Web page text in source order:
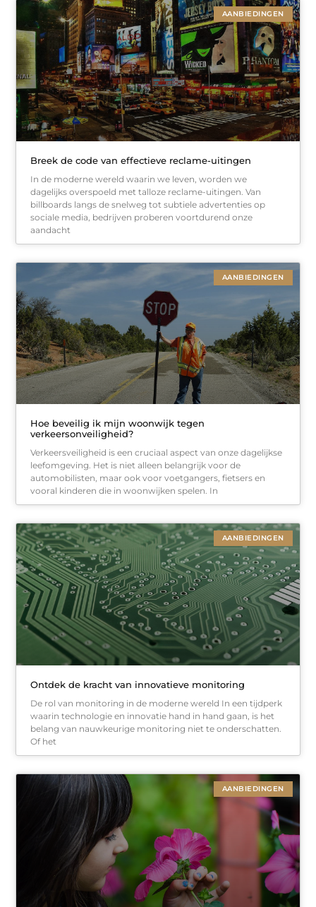
AANBIEDINGEN
Breek de code van effectieve reclame-uitingen
In de moderne wereld waarin we leven, worden we
dagelijks overspoeld met talloze reclame-uitingen. Van
billboards langs de snelweg tot subtiele advertenties op
sociale media, bedrijven proberen voortdurend onze
aandacht
AANBIEDINGEN
Hoe beveilig ik mijn woonwijk tegen
verkeersonveiligheid?
Verkeersveiligheid is een cruciaal aspect van onze dagelijkse
leefomgeving. Het is niet alleen belangrijk voor de
automobilisten, maar ook voor voetgangers, fietsers en
vooral kinderen die in woonwijken spelen. In
AANBIEDINGEN
Ontdek de kracht van innovatieve monitoring
De rol van monitoring in de moderne wereld In een tijdperk
waarin technologie en innovatie hand in hand gaan, is het
belang van nauwkeurige monitoring niet te onderschatten.
Of het
AANBIEDINGEN